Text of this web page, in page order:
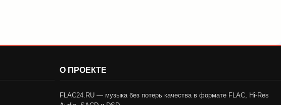
О ПРОЕКТЕ
FLAC24.RU — музыка без потерь качества в формате FLAC, Hi-Res